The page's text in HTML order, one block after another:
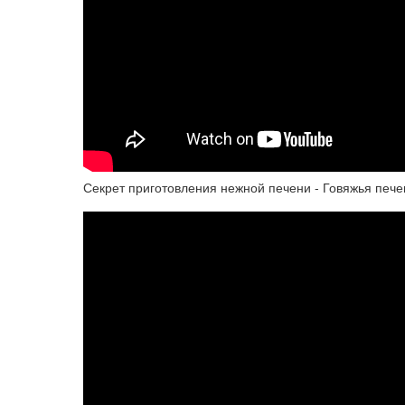
Секрет приготовления нежной печени - Говяжья